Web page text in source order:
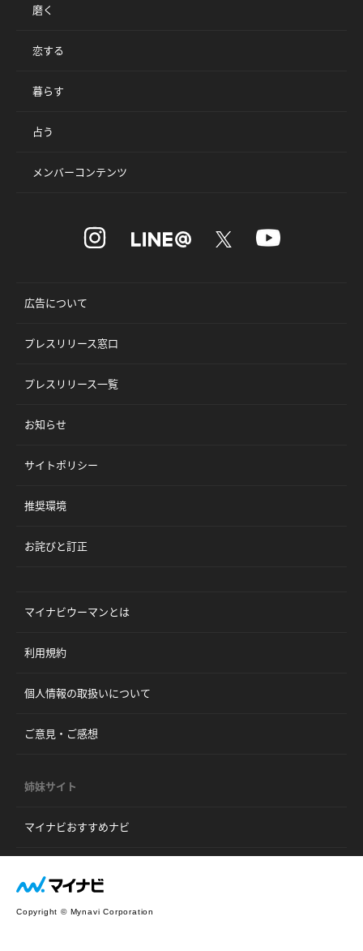
磨く
恋する
暮らす
占う
メンバーコンテンツ
広告について
プレスリリース窓口
プレスリリース一覧
お知らせ
サイトポリシー
推奨環境
お詫びと訂正
マイナビウーマンとは
利用規約
個人情報の取扱いについて
ご意見・ご感想
姉妹サイト
マイナビおすすめナビ
Copyright © Mynavi Corporation